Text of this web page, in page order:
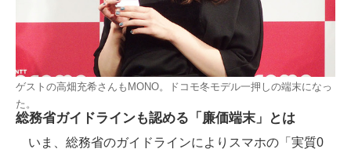
ゲストの高畑充希さんもMONO。ドコモ冬モデル一押しの端末になっ
た。
総務省ガイドラインも認める「廉価端末」とは
いま、総務省のガイドラインによりスマホの「実質0